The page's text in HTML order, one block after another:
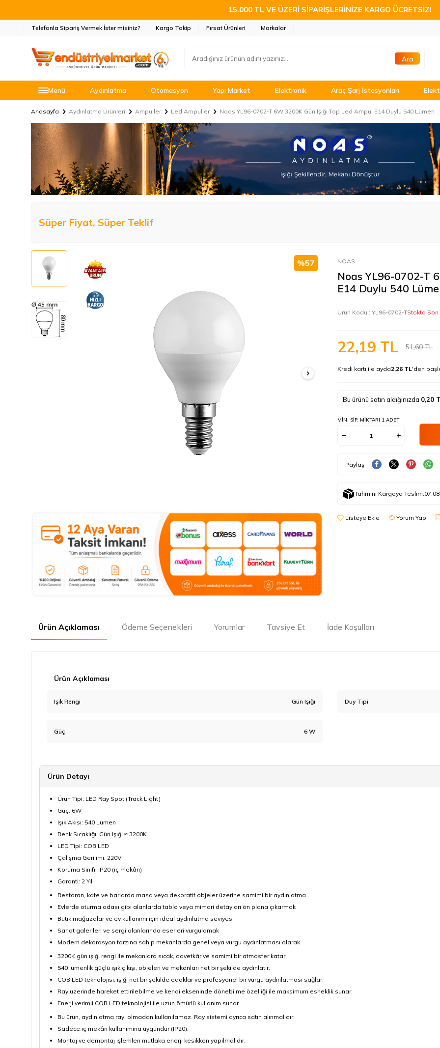
15.000 TL VE ÜZERİ SİPARİŞLERİNİZE KARGO ÜCRETSİZ!
Telefonla Sipariş Vermek İster misiniz? Kargo Takip Fırsat Ürünleri Markalar
Ara
Menü Aydınlatma Otomasyon Yapı Market Elektronik Araç Şarj İstasyonları
Anasayfa Aydınlatma Ürünleri Ampuller Led Ampuller Noas YL96-0702-T 6W 3200K Gün Işığı Top Led Ampul E14 Duylu 540 Lümen
Süper Fiyat, Süper Teklif
%57 NOAS
Noas YL96-0702-T
E14 Duylu 540
Ürün Kodu : YL96-0702-TStokta
51,60TL
22,19 TL
Kredi kartı ile ayda2,26 TL'den
Bu ürünü satın aldığınızda 0,20
MIN. SIP. MIKTARI 1 ADET
Paylaş
Tahmini Kargoya Teslim:
Listeye Ekle Yorum Yap
Ürün Açıklaması Ödeme Seçenekleri Yorumlar Tavsiye Et İade Koşulları
Ürün Açıklaması
Işık Rengi Gün Işığı Duy Tipi
Güç 6 W
Ürün Detayı
Ürün Tipi: LED Ray Spot (Track Light)
Güç: 6W
Işık Akısı: 540 Lümen
Renk Sıcaklığı: Gün Işığı ≈ 3200K
LED Tipi: COB LED
Çalışma Gerilimi: 220V
Koruma Sınıfı: IP20 (iç mekân)
Garanti: 2 Yıl
Restoran, kafe ve barlarda masa veya dekoratif objeler üzerine samimi bir aydınlatma
Evlerde oturma odası gibi alanlarda tablo veya mimari detayları ön plana çıkarmak
Butik mağazalar ve ev kullanımı için ideal aydınlatma seviyesi
Sanat galerileri ve sergi alanlarında eserleri vurgulamak
Modern dekorasyon tarzına sahip mekanlarda genel veya vurgu aydınlatması olarak
3200K gün ışığı rengi ile mekanlara sıcak, davetkâr ve samimi bir atmosfer katar.
540 lümenlik güçlü ışık çıkışı, objeleri ve mekanları net bir şekilde aydınlatır.
COB LED teknolojisi, ışığı net bir şekilde odaklar ve profesyonel bir vurgu aydınlatması sağlar.
Ray üzerinde hareket ettirilebilme ve kendi ekseninde dönebilme özelliği ile maksimum esneklik sunar.
Enerji verimli COB LED teknolojisi ile uzun ömürlü kullanım sunar.
Bu ürün, aydınlatma rayı olmadan kullanılamaz. Ray sistemi ayrıca satın alınmalıdır.
Sadece iç mekân kullanımına uygundur (IP20).
Montaj ve demontaj işlemleri mutlaka enerji kesikken yapılmalıdır.